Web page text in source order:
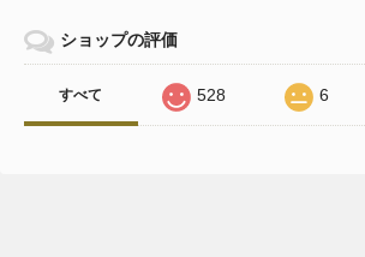
ショップの評価
すべて 528 6